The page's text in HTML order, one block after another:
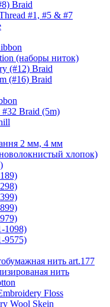
Braid
#1, #5 & #7
(наборы ниток)
(#12) Braid
(#16) Braid
Braid (5m)
2 мм, 4 мм
хлопок)
1098)
9575)
нить art.177
нить
Floss
Wool Skein